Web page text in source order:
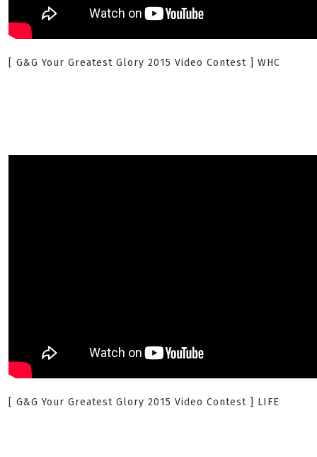
[ G&G Your Greatest Glory 2015 Video Contest ] WHC
[ G&G Your Greatest Glory 2015 Video Contest ] LIFE